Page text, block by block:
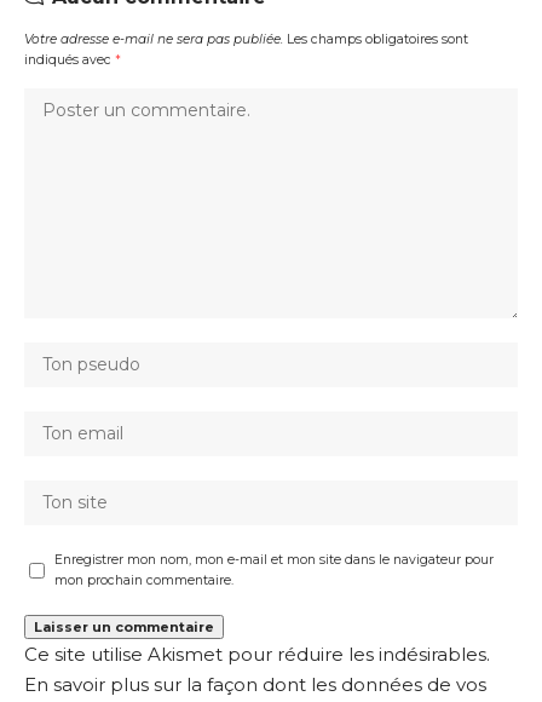
Votre adresse e-mail ne sera pas publiée. Les champs obligatoires sont
indiqués avec *
Enregistrer mon nom, mon e-mail et mon site dans le navigateur pour
mon prochain commentaire.
Ce site utilise Akismet pour réduire les indésirables.
En savoir plus sur la façon dont les données de vos